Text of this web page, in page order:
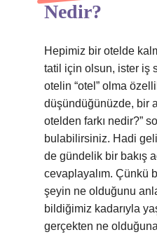
Nedir?
Hepimiz bir otelde
tatil için olsun, ister iş
otelin “otel” olma
düşündüğünüzde, bir
otelden farkı nedir?”
bulabilirsiniz. Hadi
de gündelik bir bakış
cevaplayalım. Çünkü
şeyin ne olduğunu
bildiğimiz kadarıyla
gerçekten ne